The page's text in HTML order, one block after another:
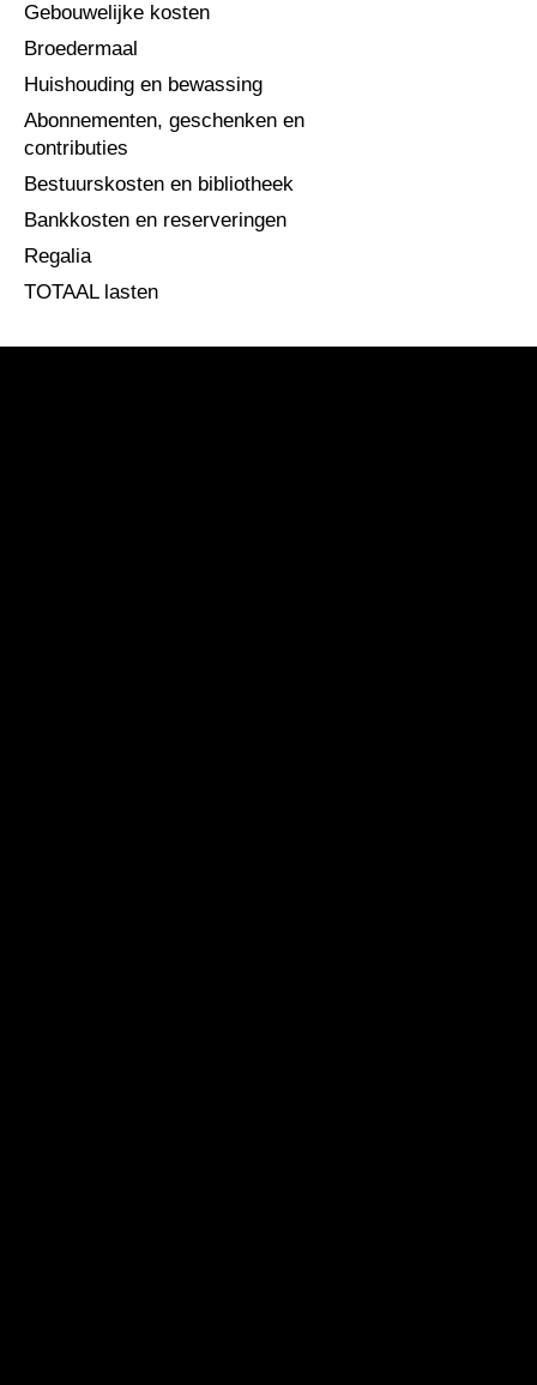
Gebouwelijke kosten
Broedermaal
Huishouding en bewassing
Abonnementen, geschenken en
contributies
Bestuurskosten en bibliotheek
Bankkosten en reserveringen
Regalia
TOTAAL lasten